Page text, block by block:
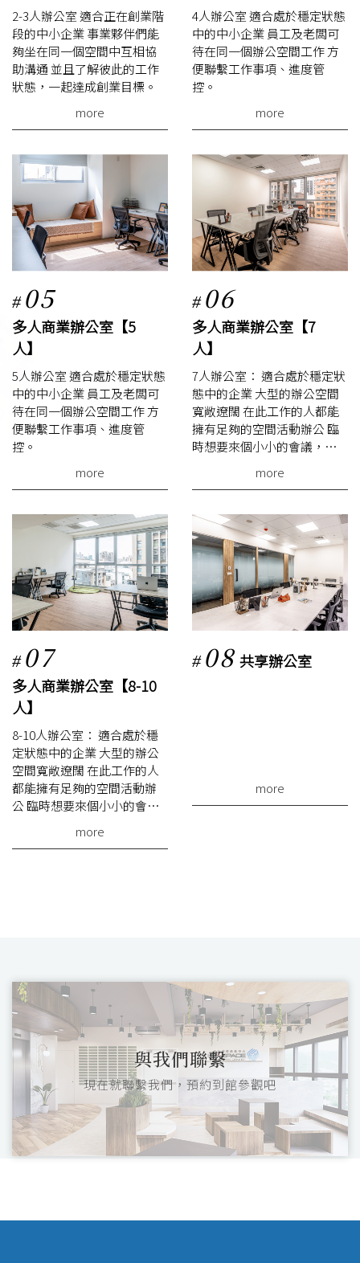
2-3人辦公室 適合正在創業階
段的中小企業 事業夥伴們能
夠坐在同一個空間中互相協
助溝通 並且了解彼此的工作
狀態，一起達成創業目標。
more
4人辦公室 適合處於穩定狀態
中的中小企業 員工及老闆可
待在同一個辦公空間工作 方
便聯繫工作事項、進度管
控。
more
# 05
多人商業辦公室【5
人】
5人辦公室 適合處於穩定狀態
中的中小企業 員工及老闆可
待在同一個辦公空間工作 方
便聯繫工作事項、進度管
控。
more
# 06
多人商業辦公室【7
人】
7人辦公室： 適合處於穩定狀
態中的企業 大型的辦公空間
寬敞遼闊 在此工作的人都能
擁有足夠的空間活動辦公 臨
時想要來個小小的會議，也
more
# 07
多人商業辦公室【8-10
人】
8-10人辦公室： 適合處於穩
定狀態中的企業 大型的辦公
空間寬敞遼闊 在此工作的人
都能擁有足夠的空間活動辦
公 臨時想要來個小小的會
more
# 08 共享辦公室
more
與我們聯繫
現在就聯繫我們，預約到館參觀吧